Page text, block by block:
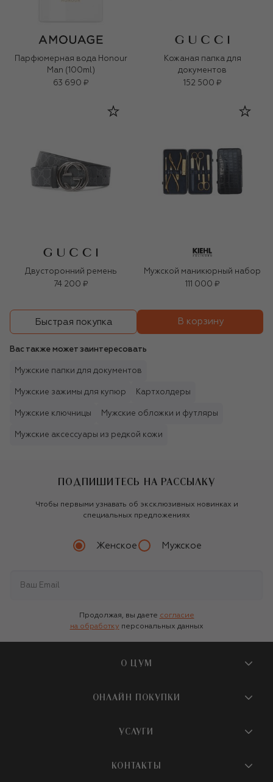
Парфюмерная вода Honour
Man (100ml)
63 690 ₽
Кожаная папка для
документов
152 500 ₽
Двусторонний ремень
74 200 ₽
Мужской маникюрный набор
111 000 ₽
Быстрая покупка В корзину
Вас также может заинтересовать
Мужские папки для документов
Мужские зажимы для купюр Картхолдеры
Мужские ключницы Мужские обложки и футляры
Мужские аксессуары из редкой кожи
ПОДПИШИТЕСЬ НА РАССЫЛКУ
Чтобы первыми узнавать об эксклюзивных новинках и
специальных предложениях
Женское Мужское
Продолжая, вы даете согласие
на обработку персональных данных
О ЦУМ
О магазине
Бутики и ПВЗ ЦУМ
ОНЛАЙН ПОКУПКИ
Доставка
УСЛУГИ
КОНТАКТЫ